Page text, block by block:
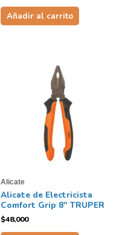
Añadir al carrito
Alicate
Alicate de Electricista
Comfort Grip 8″ TRUPER
$48,000